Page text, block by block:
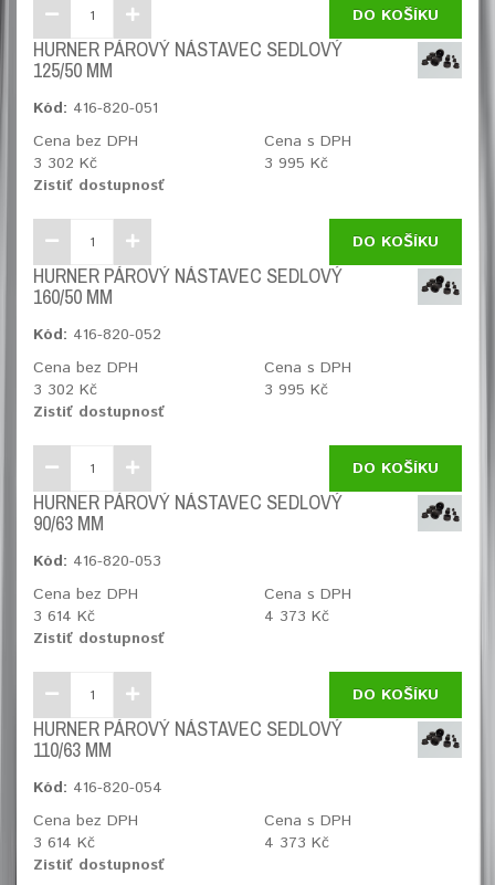
DO KOŠÍKU
HURNER PÁROVÝ NÁSTAVEC SEDLOVÝ
125/50 MM
Kód: 416-820-051
Cena bez DPH
3 302 Kč
Cena s DPH
3 995 Kč
Zistiť dostupnosť
DO KOŠÍKU
HURNER PÁROVÝ NÁSTAVEC SEDLOVÝ
160/50 MM
Kód: 416-820-052
Cena bez DPH
3 302 Kč
Cena s DPH
3 995 Kč
Zistiť dostupnosť
DO KOŠÍKU
HURNER PÁROVÝ NÁSTAVEC SEDLOVÝ
90/63 MM
Kód: 416-820-053
Cena bez DPH
3 614 Kč
Cena s DPH
4 373 Kč
Zistiť dostupnosť
DO KOŠÍKU
HURNER PÁROVÝ NÁSTAVEC SEDLOVÝ
110/63 MM
Kód: 416-820-054
Cena bez DPH
3 614 Kč
Cena s DPH
4 373 Kč
Zistiť dostupnosť